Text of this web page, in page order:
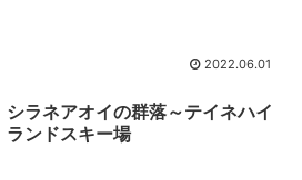
2022.06.01
シラネアオイの群落～テイネハイ
ランドスキー場